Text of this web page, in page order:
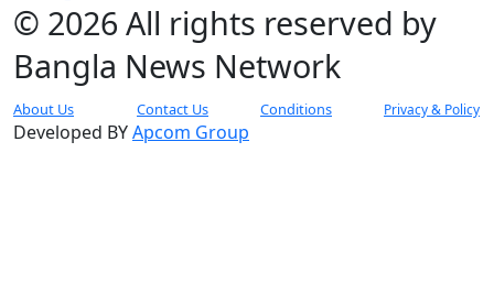
© 2026 All rights reserved by
Bangla News Network
About Us Contact Us Conditions Privacy & Policy
Developed BYApcom Group